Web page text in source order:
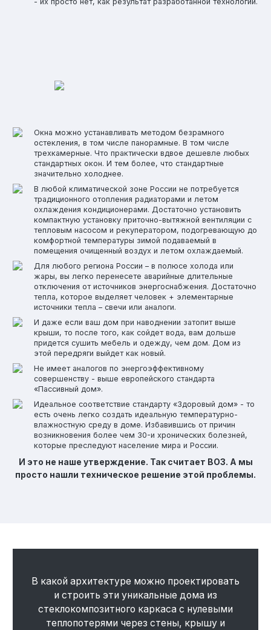
Окна можно устанавливать методом безрамного
остекления, в том числе панорамные. В том числе
трехкамерные. Что практически вдвое дешевле любых
стандартных окон. И тем более, что стандартные
значительно холоднее.
В любой климатической зоне России не потребуется
традиционного отопления радиаторами и летом
охлаждения кондиционерами. Достаточно установить
компактную установку приточно-вытяжной вентиляции с
тепловым насосом и рекуператором, подогревающую до
комфортной температуры зимой подаваемый в
помещения очищенный воздух и летом охлаждаемый.
Для любого региона России – в полюсе холода или
жары, вы легко перенесете аварийные длительные
отключения от источников энергоснабжения. Достаточно
тепла, которое выделяет человек + элементарные
источники тепла – свечи или аналоги.
И даже если ваш дом при наводнении затопит выше
крыши, то после того, как сойдет вода, вам дольше
придется сушить мебель и одежду, чем дом. Дом из
этой передряги выйдет как новый.
Не имеет аналогов по энергоэффективному
совершенству - выше европейского стандарта
«Пассивный дом».
Идеальное соответствие стандарту «Здоровый дом» - то
есть очень легко создать идеальную температурно-
влажностную среду в доме. Избавившись от причин
возникновения более чем 30-и хронических болезней,
которые преследуют население мира и России.
И это не наше утверждение. Так считает ВОЗ. А мы
просто нашли техническое решение этой проблемы.
В какой архитектуре можно проектировать
и строить эти уникальные дома из
стеклокомпозитного каркаса с нулевыми
теплопотерями через стены, крышу и